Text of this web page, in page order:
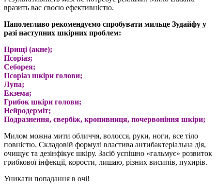
вразить вас своєю ефективністю.
Наполегливо рекомендуємо спробувати мильце Зудайфу у
разі наступних шкірних проблем:
Прищі (акне);
Псоріаз;
Себорея;
Псоріаз шкіри голови;
Лупа;
Екзема;
Грибок шкіри голови;
Нейродерміт;
Подразнення, свербіж, кропивниця, почервоніння шкіри;
Милом можна мити обличчя, волосся, руки, ноги, все тіло
повністю. Складовій формулі властива антибактеріальна дія,
очищує та дезінфікує шкіру. Засіб успішно «гальмує» розвиток
грибкової інфекції, корости, лишаю, різних висипів, пухирів.
Уникати попадання в очі!